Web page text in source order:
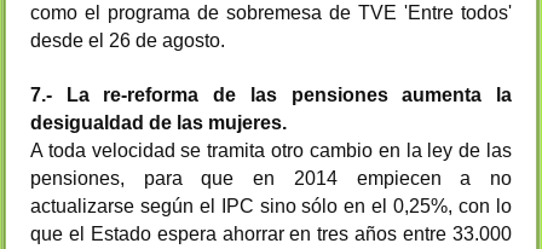
como el programa de sobremesa de TVE 'Entre todos'
desde el 26 de agosto.
7.- La re-reforma de las pensiones aumenta la
desigualdad de las mujeres.
A toda velocidad se tramita otro cambio en la ley de las
pensiones, para que en 2014 empiecen a no
actualizarse según el IPC sino sólo en el 0,25%, con lo
que el Estado espera ahorrar en tres años entre 33.000